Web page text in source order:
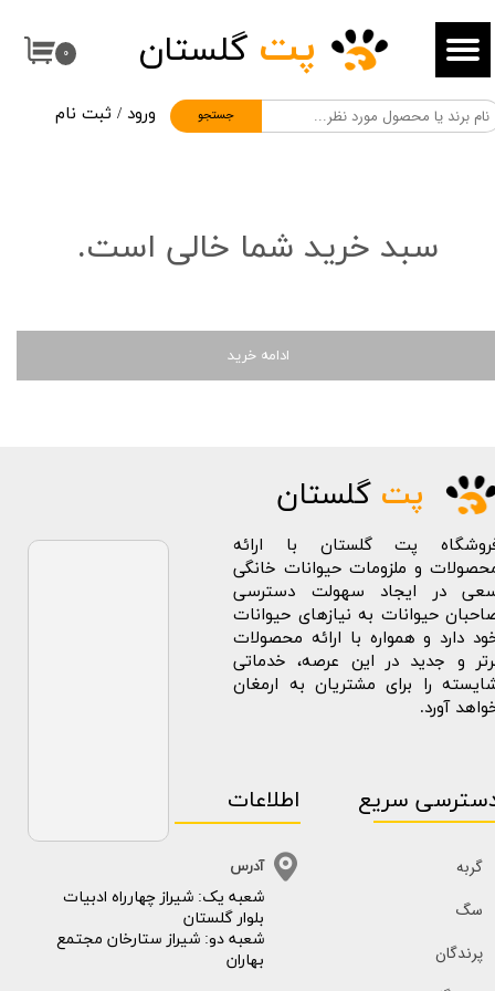
۰
جستجو
پت گلستان
ورود / ثبت نام
حساب کاربری من
تغییر گذر واژه
سبد خرید شما خالی است.
ادامه خرید
پت گلستان
پت گلستان با ارائه
و ملزومات حیوانات خانگی
در ایجاد سهولت دسترسی
حیوانات به نیازهای حیوانات
دارد و همواره با ارائه محصولات
و جدید در این عرصه، خدماتی
را برای مشتریان به ارمغان
آورد.
سریع
گربه
سگ
پرندگان
​​شعبه یک: شیراز چهارراه ادبیات
بلوار گلستان
شعبه دو: شیراز ستارخان مجتمع
بهاران
اطلاعات
آدرس